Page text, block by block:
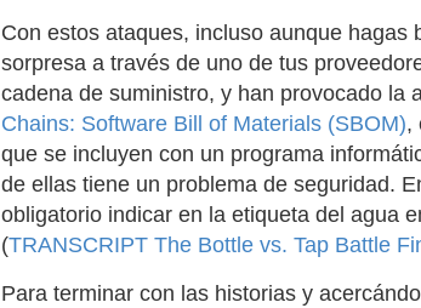
Con estos ataques, incluso aunque
sorpresa a través de uno de tus
cadena de suministro, y han provocado la
Chains: Software Bill of Materials (SBOM),
que se incluyen con un programa
de ellas tiene un problema de seguridad.
obligatorio indicar en la etiqueta del agua
(TRANSCRIPT The Bottle vs. Tap Battle
Para terminar con las historias y